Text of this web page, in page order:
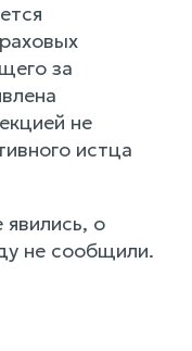
за
не
истца
о
не сообщили.